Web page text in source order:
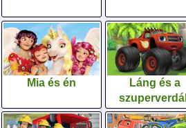
Mia és én
Láng és a